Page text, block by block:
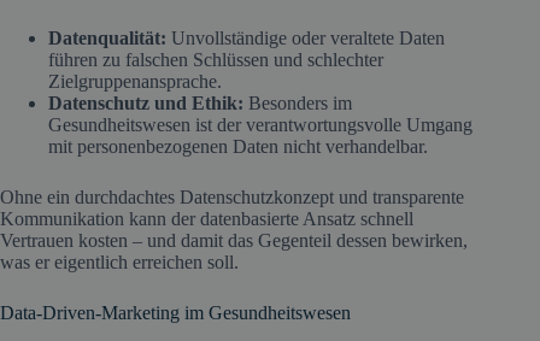
Datenqualität: Unvollständige oder veraltete Daten
führen zu falschen Schlüssen und schlechter
Zielgruppenansprache.
Datenschutz und Ethik: Besonders im
Gesundheitswesen ist der verantwortungsvolle Umgang
mit personenbezogenen Daten nicht verhandelbar.
Ohne ein durchdachtes Datenschutzkonzept und transparente
Kommunikation kann der datenbasierte Ansatz schnell
Vertrauen kosten – und damit das Gegenteil dessen bewirken,
was er eigentlich erreichen soll.
Data-Driven-Marketing im Gesundheitswesen